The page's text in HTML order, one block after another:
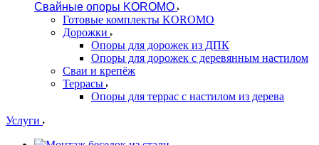
Свайные опоры KOROMO
Готовые комплекты KOROMO
Дорожки
Опоры для дорожек из ДПК
Опоры для дорожек с деревянным настилом
Сваи и крепёж
Террасы
Опоры для террас с настилом из дерева
Услуги